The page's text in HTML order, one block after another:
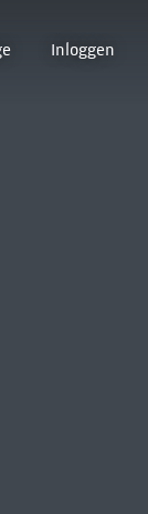
Inloggen